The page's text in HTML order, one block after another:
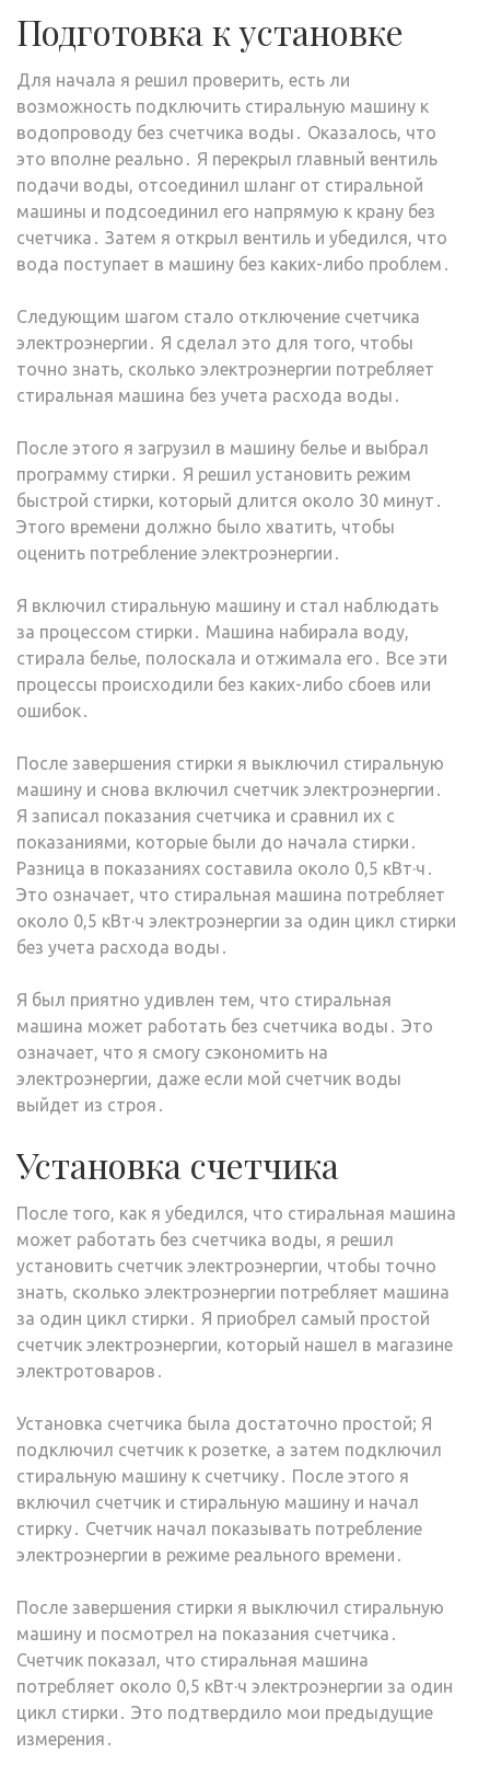
Подготовка к установке
Для начала я решил проверить, есть ли
возможность подключить стиральную машину к
водопроводу без счетчика воды․ Оказалось, что
это вполне реально․ Я перекрыл главный вентиль
подачи воды, отсоединил шланг от стиральной
машины и подсоединил его напрямую к крану без
счетчика․ Затем я открыл вентиль и убедился, что
вода поступает в машину без каких-либо проблем․
Следующим шагом стало отключение счетчика
электроэнергии․ Я сделал это для того, чтобы
точно знать, сколько электроэнергии потребляет
стиральная машина без учета расхода воды․
После этого я загрузил в машину белье и выбрал
программу стирки․ Я решил установить режим
быстрой стирки, который длится около 30 минут․
Этого времени должно было хватить, чтобы
оценить потребление электроэнергии․
Я включил стиральную машину и стал наблюдать
за процессом стирки․ Машина набирала воду,
стирала белье, полоскала и отжимала его․ Все эти
процессы происходили без каких-либо сбоев или
ошибок․
После завершения стирки я выключил стиральную
машину и снова включил счетчик электроэнергии․
Я записал показания счетчика и сравнил их с
показаниями, которые были до начала стирки․
Разница в показаниях составила около 0,5 кВт·ч․
Это означает, что стиральная машина потребляет
около 0,5 кВт·ч электроэнергии за один цикл стирки
без учета расхода воды․
Я был приятно удивлен тем, что стиральная
машина может работать без счетчика воды․ Это
означает, что я смогу сэкономить на
электроэнергии, даже если мой счетчик воды
выйдет из строя․
Установка счетчика
После того, как я убедился, что стиральная машина
может работать без счетчика воды, я решил
установить счетчик электроэнергии, чтобы точно
знать, сколько электроэнергии потребляет машина
за один цикл стирки․ Я приобрел самый простой
счетчик электроэнергии, который нашел в магазине
электротоваров․
Установка счетчика была достаточно простой; Я
подключил счетчик к розетке, а затем подключил
стиральную машину к счетчику․ После этого я
включил счетчик и стиральную машину и начал
стирку․ Счетчик начал показывать потребление
электроэнергии в режиме реального времени․
После завершения стирки я выключил стиральную
машину и посмотрел на показания счетчика․
Счетчик показал, что стиральная машина
потребляет около 0,5 кВт·ч электроэнергии за один
цикл стирки․ Это подтвердило мои предыдущие
измерения․